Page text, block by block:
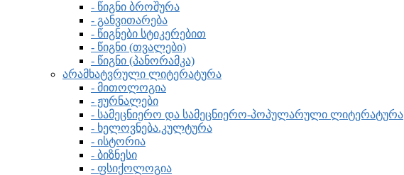
- წიგნი ბროშურა
- განვითარება
- წიგნები სტიკერებით
- წიგნი (თვალები)
- წიგნი (პანორამკა)
არამხატვრული ლიტერატურა
- მითოლოგია
- ჟურნალები
- სამეცნიერო და სამეცნიერო-პოპულარული ლიტერატურა
- ხელოვნება.კულტურა
- ისტორია
- ბიზნესი
- ფსიქოლოგია